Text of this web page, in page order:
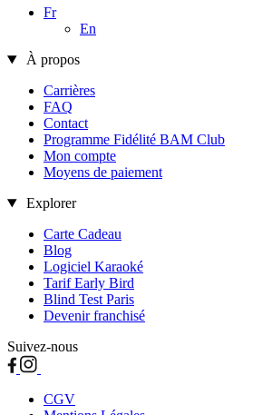
Fr
En
À propos
Carrières
FAQ
Contact
Programme Fidélité BAM Club
Mon compte
Moyens de paiement
Explorer
Carte Cadeau
Blog
Logiciel Karaoké
Tarif Early Bird
Blind Test Paris
Devenir franchisé
Suivez-nous
CGV